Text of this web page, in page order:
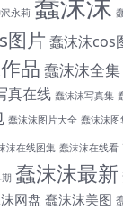
永莉
图片 蠢沫沫cos
品 蠢沫沫全集
真在线 蠢沫沫写真集
蠢沫沫图片大全 蠢沫沫图
沫在线图集 蠢沫沫在线看
蠢沫沫最新
网盘 蠢沫沫美图